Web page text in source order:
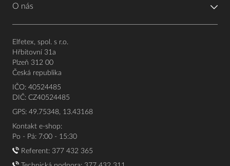
O nás
Elfetex, spol. s r.o.
Hřbitovní 31a
Plzeň 312 00
Česká republika
IČO: 40524485
DIČ: CZ40524485
GPS: 49.75348, 13.43168
Kontakt e-shop:
Po - Pá: 7:00 - 15:30
Referent: 377 432 365